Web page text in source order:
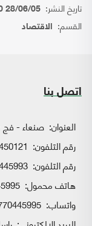
تاريخ النشر: 28/06/05 12:00:00 AM
القسم: الاقتصاد
اتصل بنا
العنوان: صنعاء - فج
رقم التلفون:
رقم التلفون:
هاتف محمول:
واتساب: